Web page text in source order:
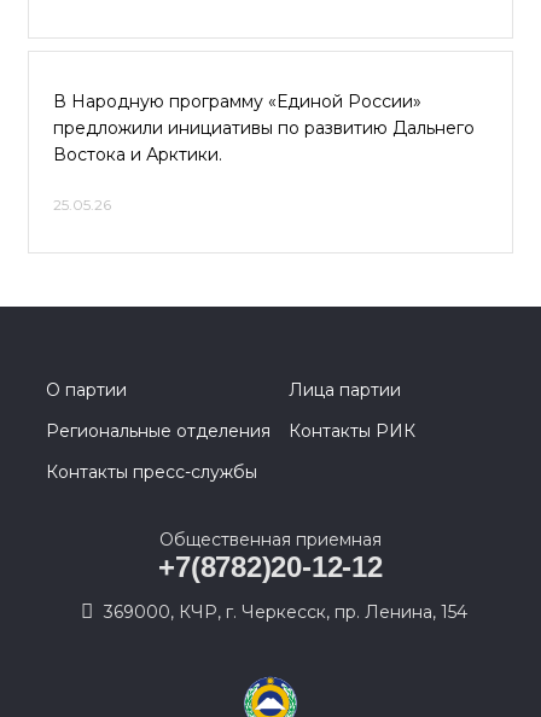
В Народную программу «Единой России»
предложили инициативы по развитию Дальнего
Востока и Арктики.
25.05.26
О партии
Лица партии
Региональные отделения
Контакты РИК
Контакты пресс-службы
Общественная приемная
+7(8782)20-12-12
369000, КЧР, г. Черкесск, пр. Ленина, 154